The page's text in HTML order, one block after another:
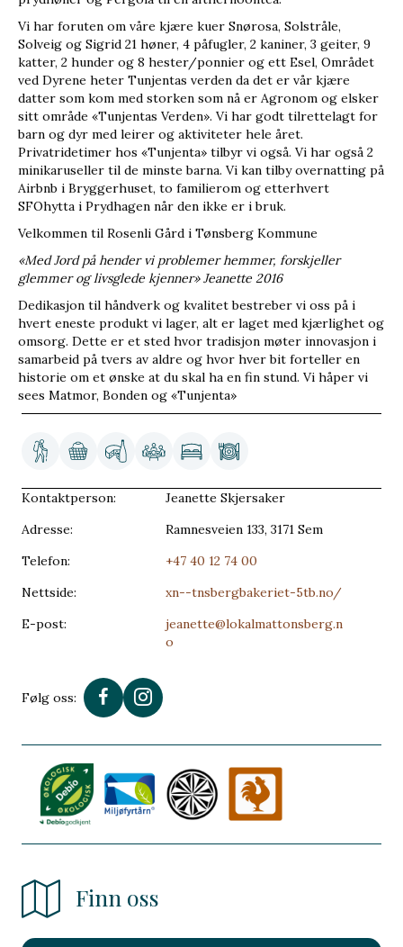
Kontaktperson:
Jeanette Skjersaker
Adresse:
Ramnesveien 133, 3171 Sem
Telefon:
+47 40 12 74 00
Nettside:
xn--tnsbergbakeriet-5tb.no/
E-post:
jeanette@lokalmattonsberg.n
o
Følg oss:
Finn oss
Vi har foruten om våre kjære kuer Snørosa, Solstråle,
Solveig og Sigrid 21 høner, 4 påfugler, 2 kaniner, 3 geiter, 9
katter, 2 hunder og 8 hester/ponnier og ett Esel, Området
ved Dyrene heter Tunjentas verden da det er vår kjære
datter som kom med storken som nå er Agronom og elsker
sitt område «Tunjentas Verden». Vi har godt tilrettelagt for
barn og dyr med leirer og aktiviteter hele året.
Privatridetimer hos «Tunjenta» tilbyr vi også. Vi har også 2
minikaruseller til de minste barna. Vi kan tilby overnatting på
Airbnb i Bryggerhuset, to familierom og etterhvert
SFOhytta i Prydhagen når den ikke er i bruk.
Velkommen til Rosenli Gård i Tønsberg Kommune
«Med Jord på hender vi problemer hemmer, forskjeller
glemmer og livsglede kjenner» Jeanette 2016
Dedikasjon til håndverk og kvalitet bestreber vi oss på i
hvert eneste produkt vi lager, alt er laget med kjærlighet og
omsorg. Dette er et sted hvor tradisjon møter innovasjon i
samarbeid på tvers av aldre og hvor hver bit forteller en
historie om et ønske at du skal ha en fin stund. Vi håper vi
sees Matmor, Bonden og «Tunjenta»